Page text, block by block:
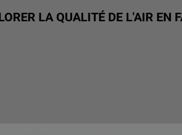
LA QUALITÉ DE L'AIR EN